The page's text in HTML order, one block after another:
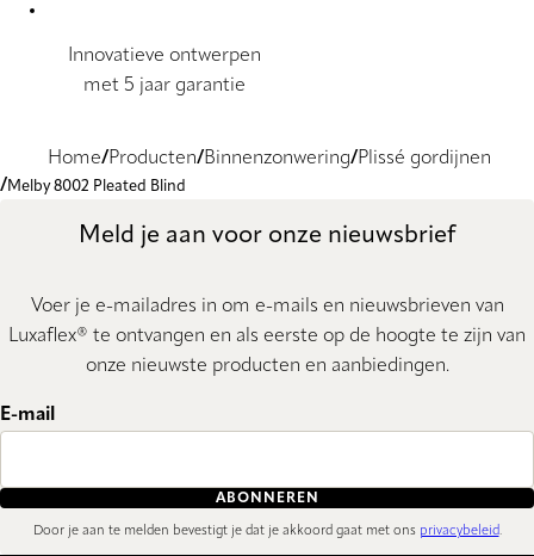
Innovatieve ontwerpen
met 5 jaar garantie
Home Producten Binnenzonwering Plissé gordijnen
Melby 8002 Pleated Blind
Meld je aan voor onze nieuwsbrief
Voer je e-mailadres in om e-mails en nieuwsbrieven van
Luxaflex® te ontvangen en als eerste op de hoogte te zijn van
onze nieuwste producten en aanbiedingen.
E-mail
ABONNEREN
Door je aan te melden bevestigt je dat je akkoord gaat met ons privacybeleid.